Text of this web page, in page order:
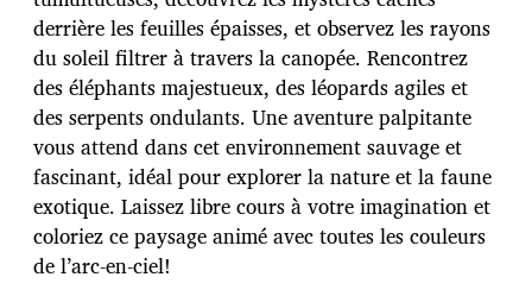
l
i
c
a
t
i
o
n
derrière les feuilles épaisses, et observez les rayons
du soleil filtrer à travers la canopée. Rencontrez
des éléphants majestueux, des léopards agiles et
des serpents ondulants. Une aventure palpitante
vous attend dans cet environnement sauvage et
fascinant, idéal pour explorer la nature et la faune
exotique. Laissez libre cours à votre imagination et
coloriez ce paysage animé avec toutes les couleurs
de l’arc-en-ciel!